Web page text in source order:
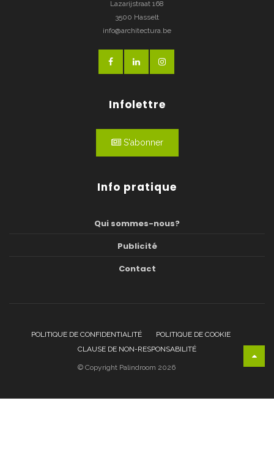
Lazarijstraat 168
3500 Hasselt
info@architectura.be
Infolettre
S'abonner
Info pratique
Qui sommes-nous?
Publicité
Contact
POLITIQUE DE CONFIDENTIALITÉ
POLITIQUE DE COOKIE
CLAUSE DE NON-RESPONSABILITÉ
© Copyright Palindroom 2026